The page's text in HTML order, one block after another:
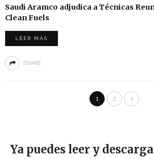
Saudi Aramco adjudica a Técnicas
Clean Fuels
LEER MÁS
SHARE
1 2
Ya puedes leer y